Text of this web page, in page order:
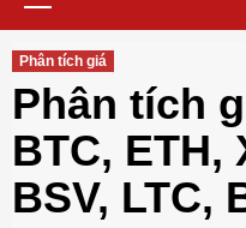
Phân tích giá
Phân tích
BTC, ETH,
BSV, LTC,